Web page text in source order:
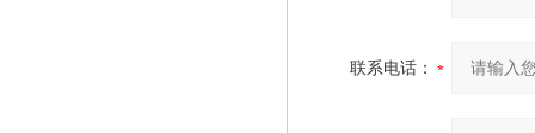
联系电话：